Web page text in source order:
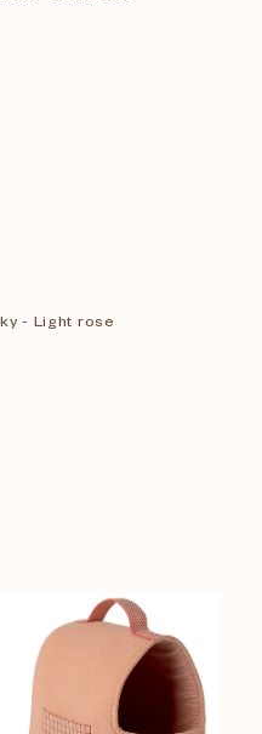
- Light rose
€